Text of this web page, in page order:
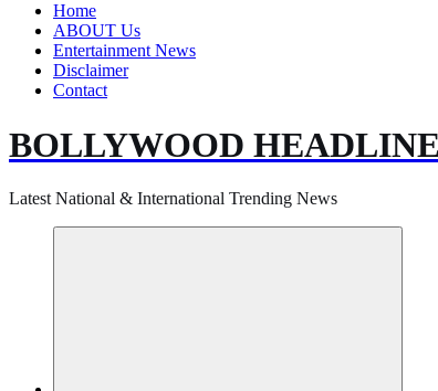
Home
ABOUT Us
Entertainment News
Disclaimer
Contact
BOLLYWOOD
Latest National & International Trending News